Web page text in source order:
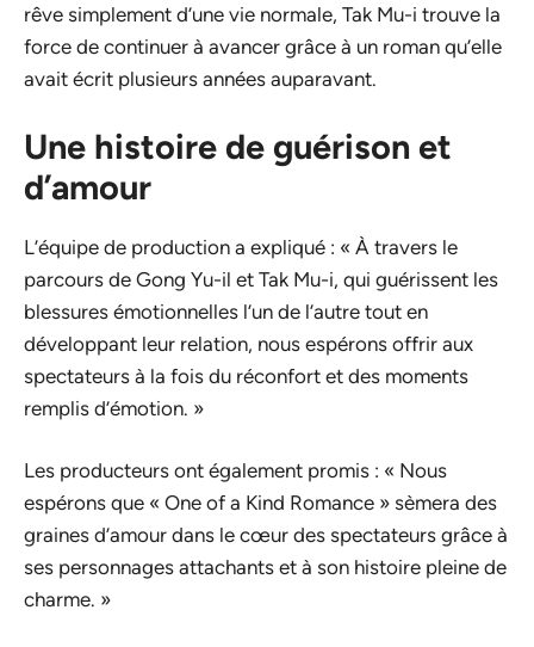
rêve simplement d’une vie normale, Tak Mu-i trouve la
force de continuer à avancer grâce à un roman qu’elle
avait écrit plusieurs années auparavant.
Une histoire de guérison et
d’amour
L’équipe de production a expliqué : « À travers le
parcours de Gong Yu-il et Tak Mu-i, qui guérissent les
blessures émotionnelles l’un de l’autre tout en
développant leur relation, nous espérons offrir aux
spectateurs à la fois du réconfort et des moments
remplis d’émotion. »
Les producteurs ont également promis : « Nous
espérons que « One of a Kind Romance » sèmera des
graines d’amour dans le cœur des spectateurs grâce à
ses personnages attachants et à son histoire pleine de
charme. »